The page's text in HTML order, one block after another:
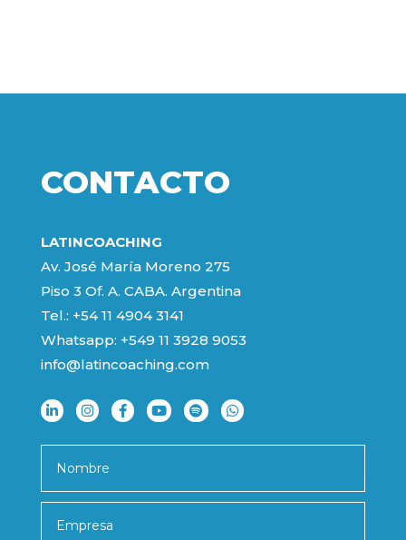
CONTACTO
LATINCOACHING
Av. José María Moreno 275
Piso 3 Of. A. CABA. Argentina
Tel.: +54 11 4904 3141
Whatsapp: +549 11 3928 9053
info@latincoaching.com